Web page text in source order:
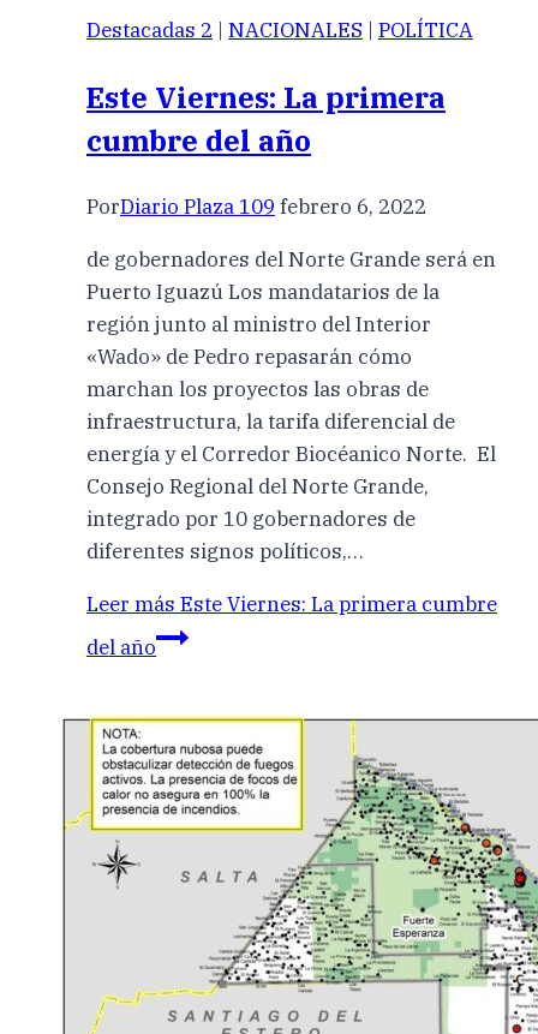
Destacadas 2 | NACIONALES | POLÍTICA
Este Viernes: La primera
cumbre del año
PorDiario Plaza 109 febrero 6, 2022
de gobernadores del Norte Grande será en
Puerto Iguazú Los mandatarios de la
región junto al ministro del Interior
«Wado» de Pedro repasarán cómo
marchan los proyectos las obras de
infraestructura, la tarifa diferencial de
energía y el Corredor Biocéanico Norte. El
Consejo Regional del Norte Grande,
integrado por 10 gobernadores de
diferentes signos políticos,…
Leer más Este Viernes: La primera cumbre
del año